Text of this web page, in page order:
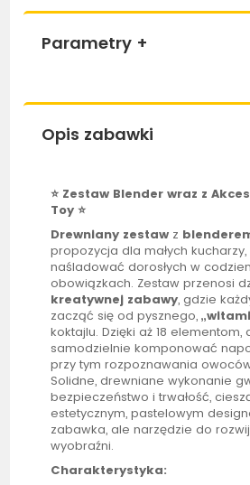
Parametry +
Opis zabawki
⭐ Zestaw Blender wraz z
Toy ⭐
Drewniany zestaw z
propozycja dla małych
naśladować dorosłych w
obowiązkach. Zestaw przenosi
kreatywnej zabawy, gdzie
zacząć się od pysznego,
koktajlu. Dzięki aż 18 elementom,
samodzielnie komponować
przy tym rozpoznawania
Solidne, drewniane wykonanie
bezpieczeństwo i trwałość,
estetycznym, pastelowym
zabawka, ale narzędzie do
wyobraźni.
Charakterystyka: